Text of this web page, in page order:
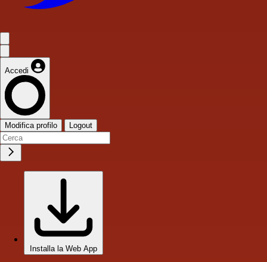
Accedi
Modifica profilo Logout
Installa la Web App